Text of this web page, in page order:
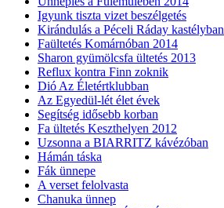
Igyunk tiszta vizet beszélgetés
Kirándulás a Péceli Ráday kastélyban
Faültetés Komárnóban 2014
Sharon gyümölcsfa ültetés 2013
Reflux kontra Finn zoknik
Dió Az Életértklubban
Az Egyedül-lét élet évek
Segítség idősebb korban
Fa ültetés Keszthelyen 2012
Uzsonna a BIARRITZ kávézóban
Hámán táska
Fák ünnepe
A verset felolvasta
Chanuka ünnep